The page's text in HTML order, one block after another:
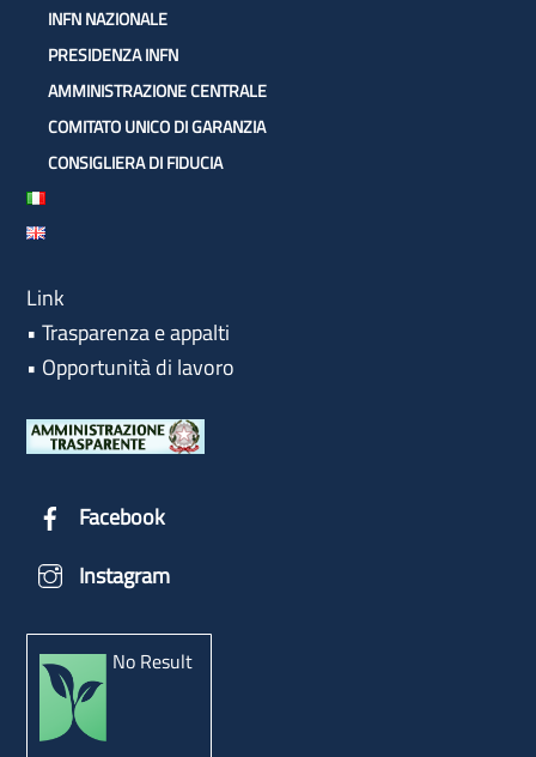
INFN NAZIONALE
PRESIDENZA INFN
AMMINISTRAZIONE CENTRALE
COMITATO UNICO DI GARANZIA
CONSIGLIERA DI FIDUCIA
Link
•Trasparenza e appalti
• Opportunità di lavoro
Facebook
Instagram
No Result